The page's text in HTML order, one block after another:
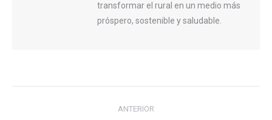
transformar el rural en un medio más
próspero, sostenible y saludable.
ANTERIOR